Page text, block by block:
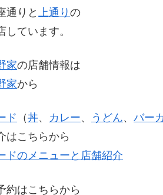
通りと
上通り の
しています。
家の店舗情報は
家から
ド （丼、 カレー、 うどん、 バー
はこちらから
ドのメニューと店舗紹介
約はこちらから